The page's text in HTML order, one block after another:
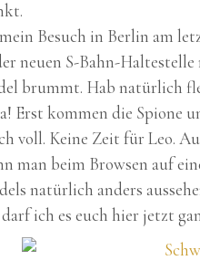
Besuch in Berlin am
neuen S-Bahn-
brummt. Hab natürlich
Erst kommen die Spione
voll. Keine Zeit für Leo.
man beim Browsen auf
natürlich anders
ich es euch hier jetzt